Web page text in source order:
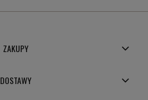
ZAKUPY
DOSTAWY